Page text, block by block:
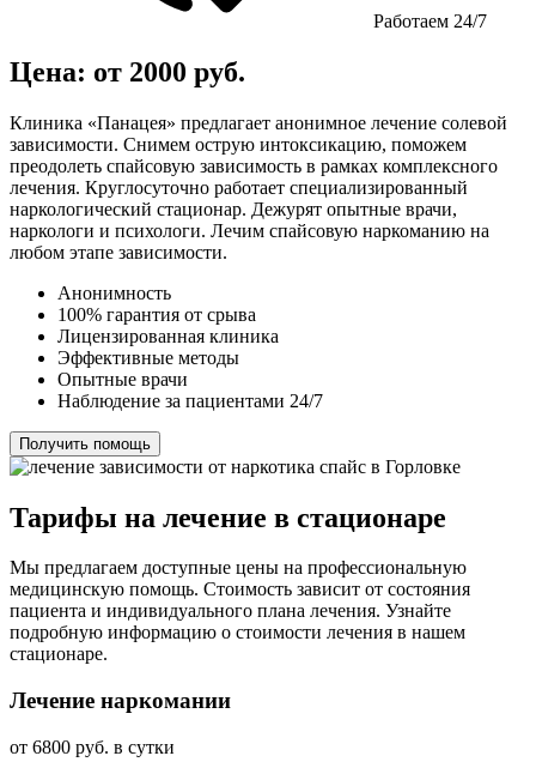
Работаем 24/7
Цена: от 2000 руб.
Клиника «Панацея» предлагает анонимное лечение солевой
зависимости. Снимем острую интоксикацию, поможем
преодолеть спайсовую зависимость в рамках комплексного
лечения. Круглосуточно работает специализированный
наркологический стационар. Дежурят опытные врачи,
наркологи и психологи. Лечим спайсовую наркоманию на
любом этапе зависимости.
Анонимность
100% гарантия от срыва
Лицензированная клиника
Эффективные методы
Опытные врачи
Наблюдение за пациентами 24/7
Получить помощь
Тарифы на лечение в стационаре
Мы предлагаем доступные цены на профессиональную
медицинскую помощь. Стоимость зависит от состояния
пациента и индивидуального плана лечения. Узнайте
подробную информацию о стоимости лечения в нашем
стационаре.
Лечение наркомании
от 6800 руб. в сутки